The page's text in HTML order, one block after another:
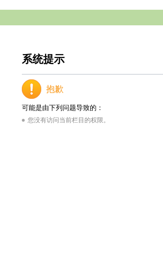
系统提示
抱歉
可能是由下列问题导致的：
您没有访问当前栏目的权限。